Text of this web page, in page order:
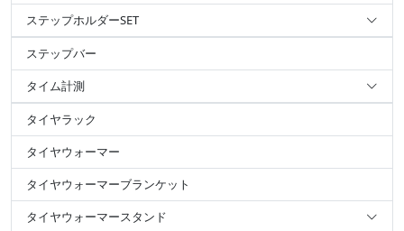
ステップホルダーSET
ステップバー
タイム計測
タイヤラック
タイヤウォーマー
タイヤウォーマーブランケット
タイヤウォーマースタンド